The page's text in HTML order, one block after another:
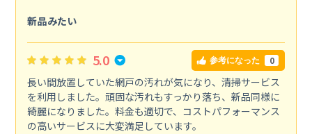
新品みたい
5.0 参考になった 0
長い間放置していた網戸の汚れが気になり、清掃サービス
を利用しました。頑固な汚れもすっかり落ち、新品同様に
綺麗になりました。料金も適切で、コストパフォーマンス
の高いサービスに大変満足しています。